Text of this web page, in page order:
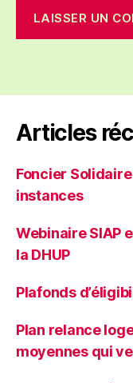
Articles
Foncier
instances
Webinaire SIAP
la DHUP
Plafonds
Plan relance
moyennes qui